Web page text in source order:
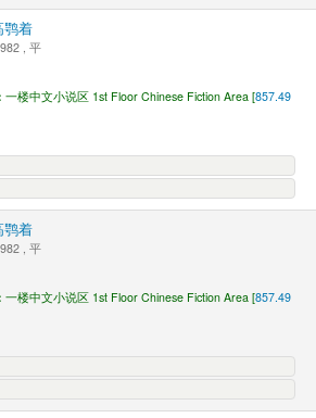
鹗着
, 平
一楼中文小说区 1st Floor Chinese Fiction Area [857.49
鹗着
, 平
一楼中文小说区 1st Floor Chinese Fiction Area [857.49